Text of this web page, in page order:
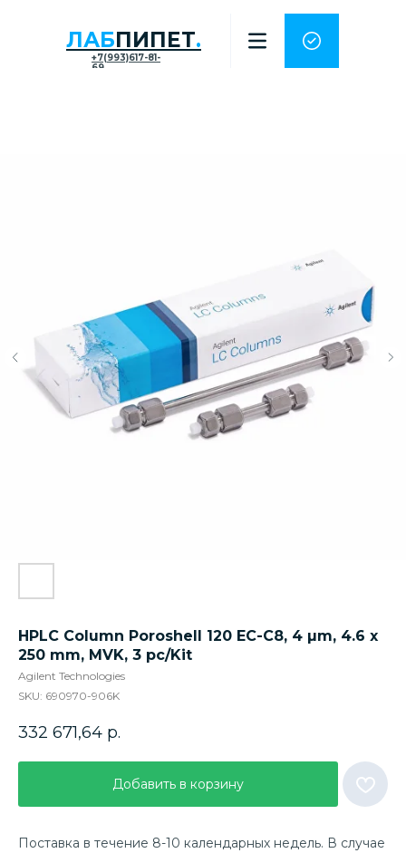
ЛАБПИПЕТ.
+7(993)617-81-
69
HPLC Column Poroshell 120 EC-C8, 4 µm, 4.6 x
250 mm, MVK, 3 pc/Kit
Agilent Technologies
SKU: 690970-906K
332 671,64 р.
Добавить в корзину
Поставка в течение 8-10 календарных недель. В случае